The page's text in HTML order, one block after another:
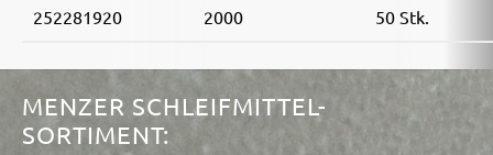
252281920 2000 50 Stk.
MENZER SCHLEIFMITTEL-
SORTIMENT: